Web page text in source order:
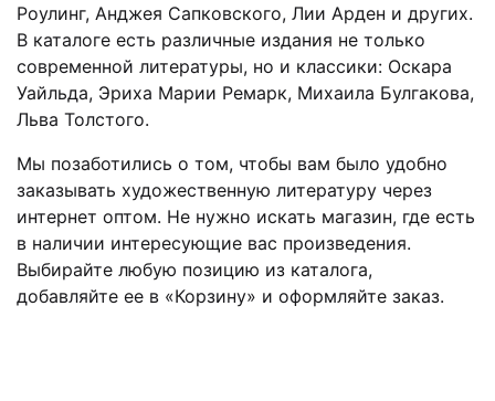
Роулинг, Анджея Сапковского, Лии Арден и других.
В каталоге есть различные издания не только
современной литературы, но и классики: Оскара
Уайльда, Эриха Марии Ремарк, Михаила Булгакова,
Льва Толстого.
Мы позаботились о том, чтобы вам было удобно
заказывать художественную литературу через
интернет оптом. Не нужно искать магазин, где есть
в наличии интересующие вас произведения.
Выбирайте любую позицию из каталога,
добавляйте ее в «Корзину» и оформляйте заказ.